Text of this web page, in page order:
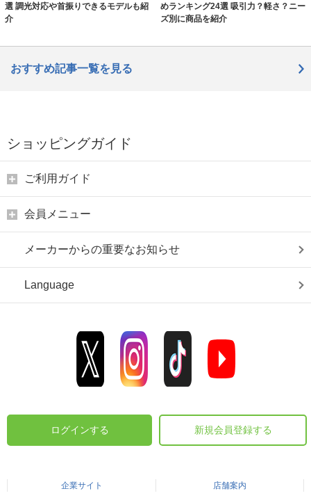
選 調光対応や首振りできるモデルも紹
介
めランキング24選 吸引力？軽さ？ニー
ズ別に商品を紹介
おすすめ記事一覧を見る
ショッピングガイド
ご利用ガイド
会員メニュー
メーカーからの重要なお知らせ
Language
ログインする 新規会員登録する
企業サイト 店舗案内